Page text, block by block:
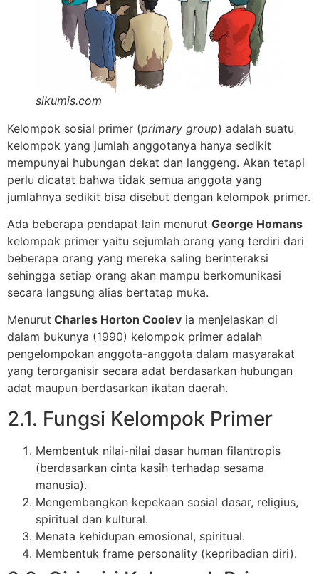
sikumis.com
Kelompok sosial primer (primary group) adalah suatu
kelompok yang jumlah anggotanya hanya sedikit
mempunyai hubungan dekat dan langgeng. Akan tetapi
perlu dicatat bahwa tidak semua anggota yang
jumlahnya sedikit bisa disebut dengan kelompok primer.
Ada beberapa pendapat lain menurut George Homans
kelompok primer yaitu sejumlah orang yang terdiri dari
beberapa orang yang mereka saling berinteraksi
sehingga setiap orang akan mampu berkomunikasi
secara langsung alias bertatap muka.
Menurut Charles Horton Coolev ia menjelaskan di
dalam bukunya (1990) kelompok primer adalah
pengelompokan anggota-anggota dalam masyarakat
yang terorganisir secara adat berdasarkan hubungan
adat maupun berdasarkan ikatan daerah.
2.1. Fungsi Kelompok Primer
Membentuk nilai-nilai dasar human filantropis
(berdasarkan cinta kasih terhadap sesama
manusia).
Mengembangkan kepekaan sosial dasar, religius,
spiritual dan kultural.
Menata kehidupan emosional, spiritual.
Membentuk frame personality (kepribadian diri).